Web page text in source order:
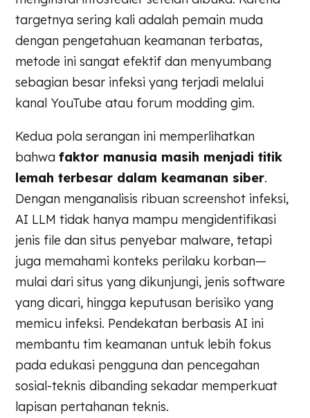
targetnya sering kali adalah pemain muda
dengan pengetahuan keamanan terbatas,
metode ini sangat efektif dan menyumbang
sebagian besar infeksi yang terjadi melalui
kanal YouTube atau forum modding gim.
Kedua pola serangan ini memperlihatkan
bahwafaktor manusia masih menjadi titik
lemah terbesar dalam keamanan siber.
Dengan menganalisis ribuan screenshot infeksi,
AI LLM tidak hanya mampu mengidentifikasi
jenis file dan situs penyebar malware, tetapi
juga memahami konteks perilaku korban—
mulai dari situs yang dikunjungi, jenis software
yang dicari, hingga keputusan berisiko yang
memicu infeksi. Pendekatan berbasis AI ini
membantu tim keamanan untuk lebih fokus
pada edukasi pengguna dan pencegahan
sosial-teknis dibanding sekadar memperkuat
lapisan pertahanan teknis.